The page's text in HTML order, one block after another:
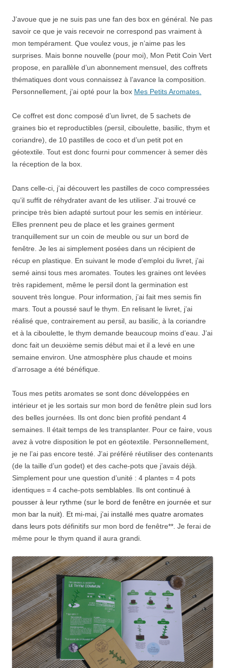
J’avoue que je ne suis pas une fan des box en général. Ne pas
savoir ce que je vais recevoir ne correspond pas vraiment à
mon tempérament. Que voulez vous, je n’aime pas les
surprises. Mais bonne nouvelle (pour moi), Mon Petit Coin Vert
propose, en parallèle d’un abonnement mensuel, des coffrets
thématiques dont vous connaissez à l’avance la composition.
Personnellement, j’ai opté pour la box Mes Petits Aromates.
Ce coffret est donc composé d’un livret, de 5 sachets de
graines bio et reproductibles (persil, ciboulette, basilic, thym et
coriandre), de 10 pastilles de coco et d’un petit pot en
géotextile. Tout est donc fourni pour commencer à semer dès
la réception de la box.
Dans celle-ci, j’ai découvert les pastilles de coco compressées
qu’il suffit de réhydrater avant de les utiliser. J’ai trouvé ce
principe très bien adapté surtout pour les semis en intérieur.
Elles prennent peu de place et les graines germent
tranquillement sur un coin de meuble ou sur un bord de
fenêtre. Je les ai simplement posées dans un récipient de
récup en plastique. En suivant le mode d’emploi du livret, j’ai
semé ainsi tous mes aromates. Toutes les graines ont levées
très rapidement, même le persil dont la germination est
souvent très longue. Pour information, j’ai fait mes semis fin
mars. Tout a poussé sauf le thym. En relisant le livret, j’ai
réalisé que, contrairement au persil, au basilic, à la coriandre
et à la ciboulette, le thym demande beaucoup moins d’eau. J’ai
donc fait un deuxième semis début mai et il a levé en une
semaine environ. Une atmosphère plus chaude et moins
d’arrosage a été bénéfique.
Tous mes petits aromates se sont donc développées en
intérieur et je les sortais sur mon bord de fenêtre plein sud lors
des belles journées. Ils ont donc bien profité pendant 4
semaines. Il était temps de les transplanter. Pour ce faire, vous
avez à votre disposition le pot en géotextile. Personnellement,
je ne l’ai pas encore testé. J’ai préféré réutiliser des contenants
(de la taille d’un godet) et des cache-pots que j’avais déjà.
Simplement pour une question d’unité : 4 plantes = 4 pots
identiques = 4 cache-pots semblables Ils ont continué à
pousser à leur rythme (sur le bord de fenêtre en journée et sur
mon bar la nuit). Et mi-mai, j’ai installé mes quatre aromates
dans leurs pots définitifs sur mon bord de fenêtre**. Je ferai de
même pour le thym quand il aura grandi.